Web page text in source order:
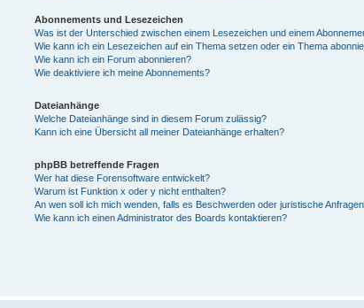
Abonnements und Lesezeichen
Was ist der Unterschied zwischen einem Lesezeichen und einem
Wie kann ich ein Lesezeichen auf ein Thema setzen oder ein Thema
Wie kann ich ein Forum abonnieren?
Wie deaktiviere ich meine Abonnements?
Dateianhänge
Welche Dateianhänge sind in diesem Forum zulässig?
Kann ich eine Übersicht all meiner Dateianhänge erhalten?
phpBB betreffende Fragen
Wer hat diese Forensoftware entwickelt?
Warum ist Funktion x oder y nicht enthalten?
An wen soll ich mich wenden, falls es Beschwerden oder juristische
Wie kann ich einen Administrator des Boards kontaktieren?